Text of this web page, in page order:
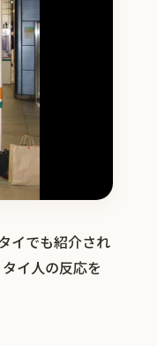
イでも紹介され
イ人の反応を